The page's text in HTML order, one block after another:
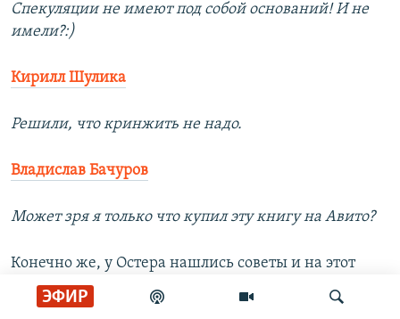
ЭФИР
Спекуляции не имеют под собой оснований! И не
имели?:)
Кирилл Шулика
Решили, что кринжить не надо.
Владислав Бачуров
Может зря я только что купил эту книгу на Авито?
Конечно же, у Остера нашлись советы и на этот
случай.